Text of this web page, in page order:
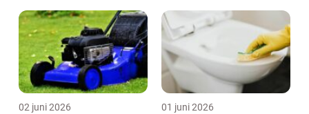
02 juni 2026 01 juni 2026